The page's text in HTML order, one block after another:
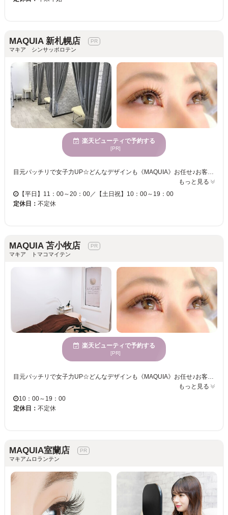
MAQUIA 新札幌店
マキア シンサッポロテン
楽天ビューティで予約する
[PR]
もっと見る
【平日】11：00～20：00／【土日祝】10：00～19：00
定休日： 不定休
MAQUIA 苫小牧店
マキア トマコマイテン
楽天ビューティで予約する
[PR]
目元パッチリで女子力UP☆どんなデザインも《MAQUIA》お任せ♪お客様のお仕事や普段の生活に合わせて、ナチュラルからボリュームUPまでプロがご提案致します！！エクステの種類が豊富＆高技術者の施術で満足度は◎“モチの良さ＆リーズナブルな価格”も自慢なので、『パッチリeye』がずっと続く★《MAQUIA》で輝く目元を手に入れてみませんか♪？
もっと見る
10：00～19：00
定休日： 不定休
MAQUIA室蘭店
マキアムロランテン